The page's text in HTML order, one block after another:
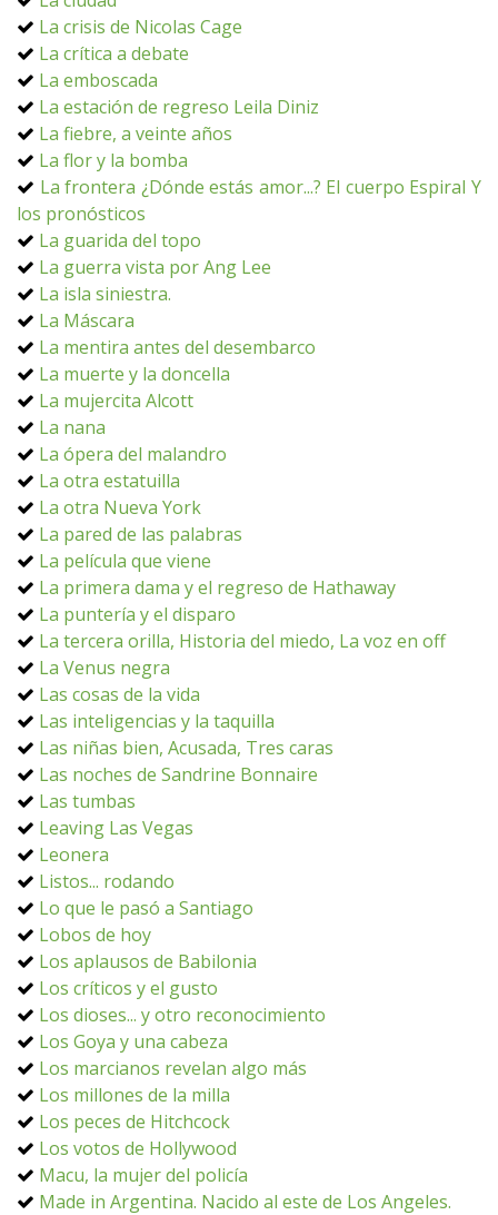
La crisis de Nicolas Cage
La crítica a debate
La emboscada
La estación de regreso Leila Diniz
La fiebre, a veinte años
La flor y la bomba
La frontera ¿Dónde estás amor...? El cuerpo Espiral Y
los pronósticos
La guarida del topo
La guerra vista por Ang Lee
La isla siniestra.
La Máscara
La mentira antes del desembarco
La muerte y la doncella
La mujercita Alcott
La nana
La ópera del malandro
La otra estatuilla
La otra Nueva York
La pared de las palabras
La película que viene
La primera dama y el regreso de Hathaway
La puntería y el disparo
La tercera orilla, Historia del miedo, La voz en off
La Venus negra
Las cosas de la vida
Las inteligencias y la taquilla
Las niñas bien, Acusada, Tres caras
Las noches de Sandrine Bonnaire
Las tumbas
Leaving Las Vegas
Leonera
Listos... rodando
Lo que le pasó a Santiago
Lobos de hoy
Los aplausos de Babilonia
Los críticos y el gusto
Los dioses... y otro reconocimiento
Los Goya y una cabeza
Los marcianos revelan algo más
Los millones de la milla
Los peces de Hitchcock
Los votos de Hollywood
Macu, la mujer del policía
Made in Argentina. Nacido al este de Los Angeles.